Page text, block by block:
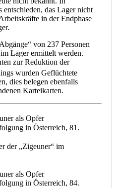
das Lager nicht
in der Endphase
von 237 Personen
Lager ermittelt werden.
zur Reduktion der
wurden Geflüchtete
dies belegen ebenfalls
Karteikarten.
als Opfer
in Österreich, 81.
der „Zigeuner“ im
als Opfer
in Österreich, 84.